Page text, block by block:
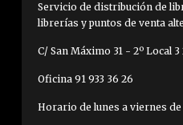
Servicio de distribución de
librerías y puntos de venta
C/ San Máximo 31 - 2º Local
Oficina 91 933 36 26
Horario de lunes a viernes de